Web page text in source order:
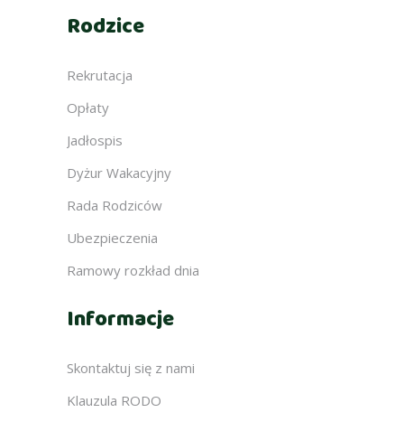
Rodzice
Rekrutacja
Opłaty
Jadłospis
Dyżur Wakacyjny
Rada Rodziców
Ubezpieczenia
Ramowy rozkład dnia
Informacje
Skontaktuj się z nami
Klauzula RODO